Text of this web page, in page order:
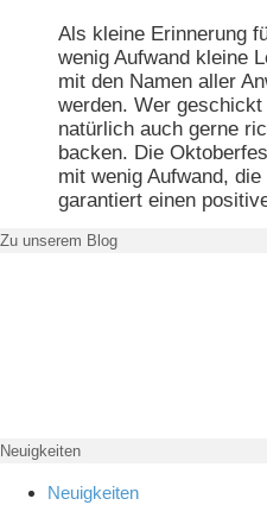
Als kleine Erinnerung
wenig Aufwand kleine
mit den Namen aller
werden. Wer
natürlich auch gerne
backen. Die
mit wenig Aufwand,
garantiert einen
Zu unserem Blog
Neuigkeiten
Neuigkeiten